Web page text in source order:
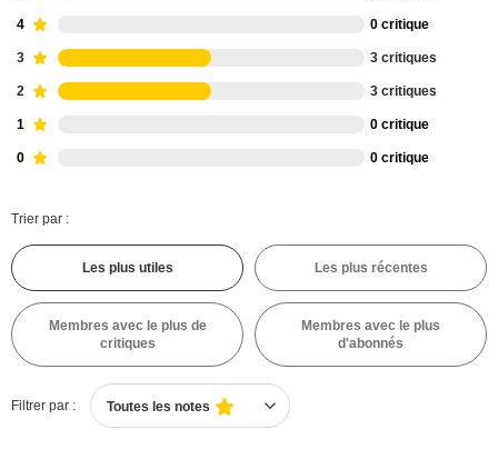
4 0 critique
3 3 critiques
2 3 critiques
1 0 critique
0 0 critique
Trier par :
Les plus utiles Les plus récentes
Membres avec le plus de
critiques
Membres avec le plus
d'abonnés
Filtrer par : Toutes les notes